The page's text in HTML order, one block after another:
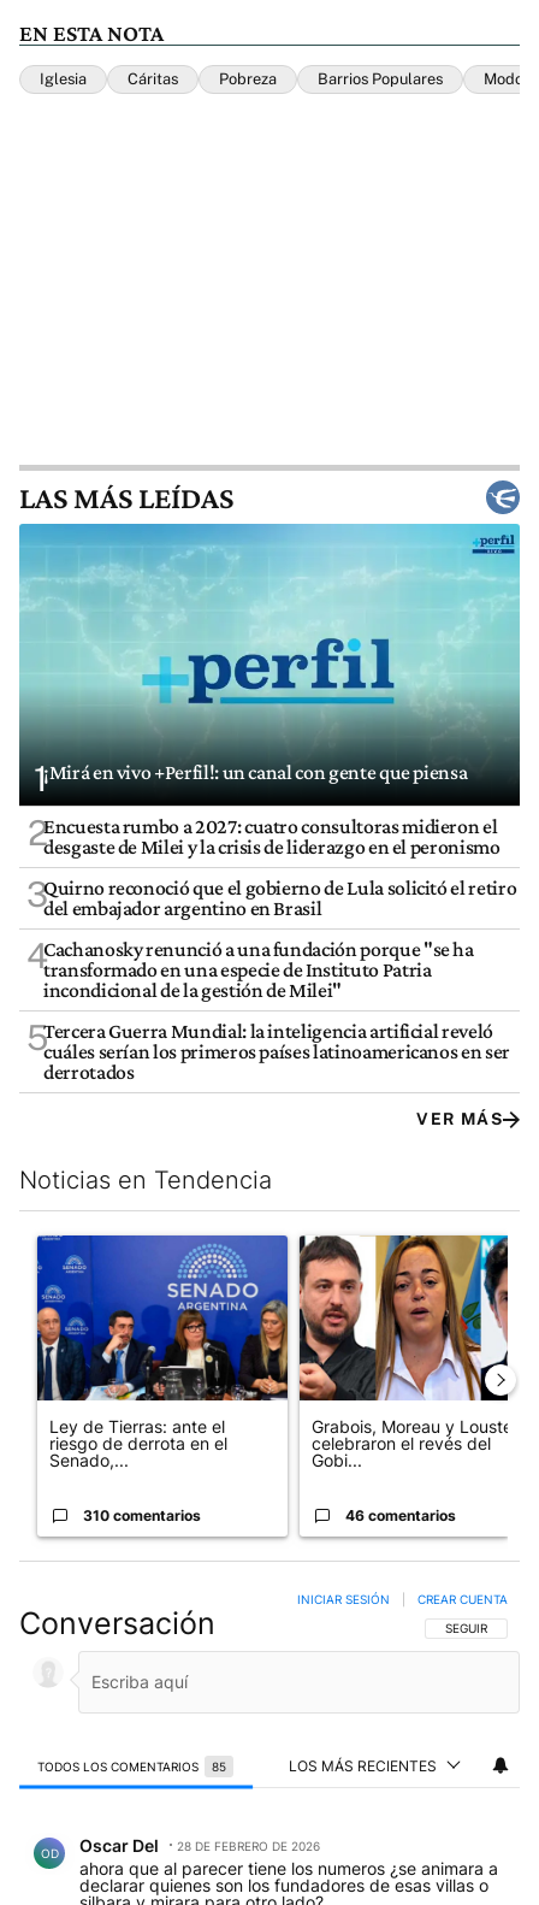
EN ESTA NOTA
Iglesia Cáritas Pobreza Barrios Populares Modo
LAS MÁS LEÍDAS
1¡Mirá en vivo +Perfil!: un canal con gente que piensa
2Encuesta rumbo a 2027: cuatro consultoras midieron el
desgaste de Milei y la crisis de liderazgo en el peronismo
3Quirno reconoció que el gobierno de Lula solicitó el retiro
del embajador argentino en Brasil
4Cachanosky renunció a una fundación porque "se ha
transformado en una especie de Instituto Patria
incondicional de la gestión de Milei"
5Tercera Guerra Mundial: la inteligencia artificial reveló
cuáles serían los primeros países latinoamericanos en ser
derrotados
VER MÁS
Noticias en Tendencia
Este listado muestra los artículos con más comentarios en los
Un artículo de tendencia con el título "Ley de Tierras: ante el
Ley de Tierras: ante el
riesgo de derrota en el
Senado,...
310 comentarios
Un artículo de tendencia con
Grabois, Moreau y Lousteau
celebraron el revés del
Gobi...
46 comentarios
Conversación SIGA ESTA
SEGUIR
INICIAR SESIÓN CREAR CUENTA
TODOS LOS COMENTARIOS 85 LOS MÁS RECIENTES
OD Oscar Del 28 DE FEBRERO DE 2026
ahora que al parecer tiene los numeros ¿se animara a
declarar quienes son los fundadores de esas villas o